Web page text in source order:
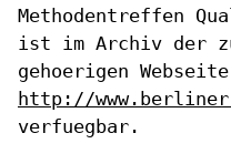
Methodentreffen
ist im Archiv der
gehoerigen
http://
verfuegbar.